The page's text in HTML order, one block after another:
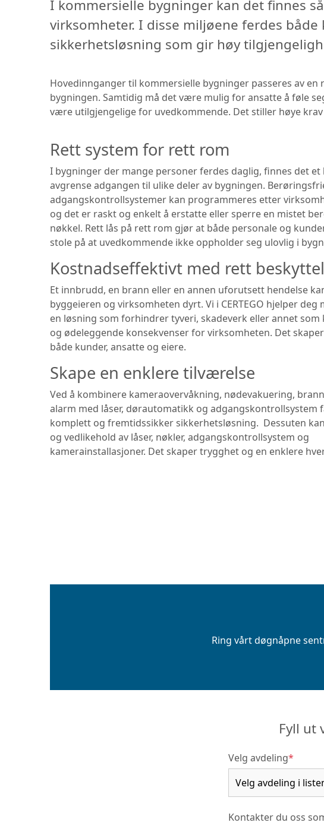
I kommersielle bygninger kan det finnes
virksomheter. I disse miljøene ferdes
sikkerhetsløsning som gir høy
Hovedinnganger til kommersielle bygninger passeres av
bygningen. Samtidig må det være mulig for ansatte å føle
være utilgjengelige for uvedkommende. Det stiller høye
Rett system for rett rom
I bygninger der mange personer ferdes daglig, finnes det et
avgrense adgangen til ulike deler av bygningen.
adgangskontrollsystemer kan programmeres etter
og det er raskt og enkelt å erstatte eller sperre en mistet
nøkkel. Rett lås på rett rom gjør at både personale og
stole på at uvedkommende ikke oppholder seg ulovlig i
Kostnadseffektivt med rett
Et innbrudd, en brann eller en annen uforutsett hendelse
byggeieren og virksomheten dyrt. Vi i CERTEGO hjelper deg
en løsning som forhindrer tyveri, skadeverk eller annet som
og ødeleggende konsekvenser for virksomheten. Det
både kunder, ansatte og eiere.
Skape en enklere tilværelse
Ved å kombinere kameraovervåkning, nødevakuering,
alarm med låser, dørautomatikk og adgangskontrollsystem
komplett og fremtidssikker sikkerhetsløsning. Dessuten
og vedlikehold av låser, nøkler, adgangskontrollsystem og
kamerainstallasjoner. Det skaper trygghet og en enklere
Ring vårt døgnåpne
Fyll ut
Velg avdeling*
Kontakter du oss